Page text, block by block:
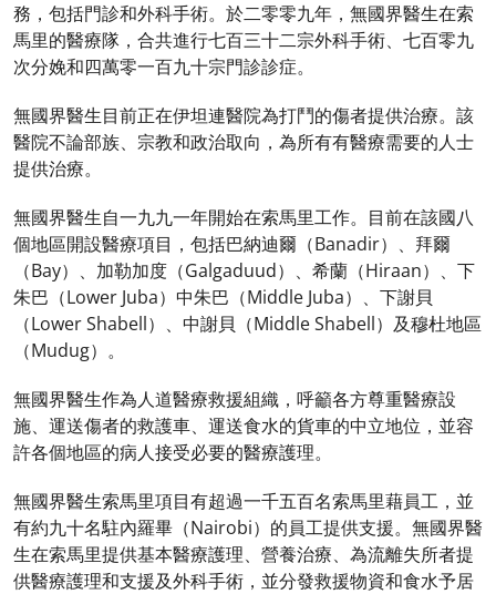
務，包括門診和外科手術。於二零零九年，無國界醫生在索
馬里的醫療隊，合共進行七百三十二宗外科手術、七百零九
次分娩和四萬零一百九十宗門診診症。
無國界醫生目前正在伊坦連醫院為打鬥的傷者提供治療。該
醫院不論部族、宗教和政治取向，為所有有醫療需要的人士
提供治療。
無國界醫生自一九九一年開始在索馬里工作。目前在該國八
個地區開設醫療項目，包括巴納迪爾（Banadir）、拜爾
（Bay）、加勒加度（Galgaduud）、希蘭（Hiraan）、下
朱巴（Lower Juba）中朱巴（Middle Juba）、下謝貝
（Lower Shabell）、中謝貝（Middle Shabell）及穆杜地區
（Mudug）。
無國界醫生作為人道醫療救援組織，呼籲各方尊重醫療設
施、運送傷者的救護車、運送食水的貨車的中立地位，並容
許各個地區的病人接受必要的醫療護理。
無國界醫生索馬里項目有超過一千五百名索馬里藉員工，並
有約九十名駐內羅畢（Nairobi）的員工提供支援。無國界醫
生在索馬里提供基本醫療護理、營養治療、為流離失所者提
供醫療護理和支援及外科手術，並分發救援物資和食水予居